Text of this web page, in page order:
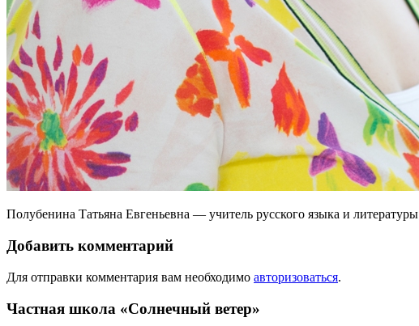
Полубенина Татьяна Евгеньевна — учитель русского языка и литературы
Добавить комментарий
Для отправки комментария вам необходимо авторизоваться.
Частная школа «Солнечный ветер»